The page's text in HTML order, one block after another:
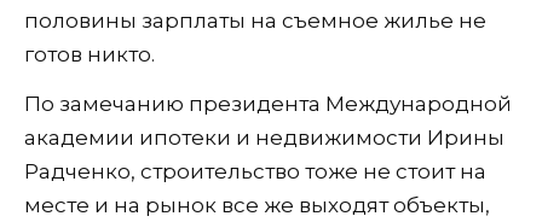
половины зарплаты на съемное жилье не
готов никто.
По замечанию президента Международной
академии ипотеки и недвижимости Ирины
Радченко, строительство тоже не стоит на
месте и на рынок все же выходят объекты,